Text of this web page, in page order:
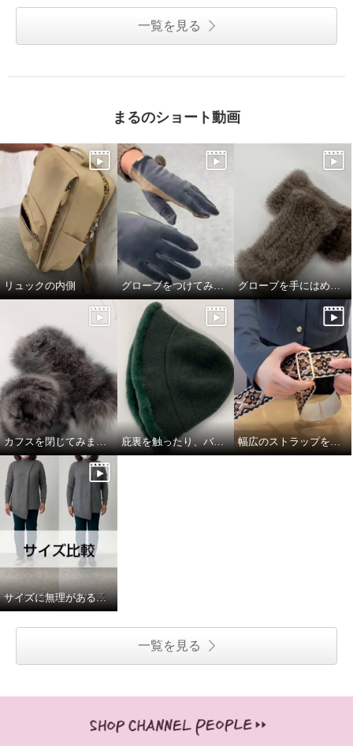
一覧を見る
まるのショート動画
リュックの内側 グローブをつけてみました グローブを手にはめてみました
カフスを閉じてみました 庇裏を触ったり、バスクをグニグニしたり。 幅広のストラップを取り付けてみました
サイズに無理があると思いながら
一覧を見る